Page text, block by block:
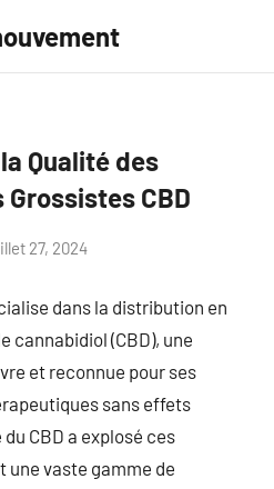
Qualité des
CBD
27, 2024
dans la distribution en
cannabidiol (CBD), une
et reconnue pour ses
sans effets
CBD a explosé ces
une vaste gamme de